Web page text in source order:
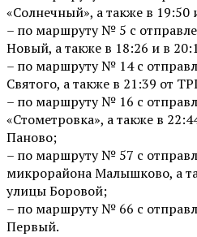
«Солнечный», а также в 19:50
– по маршруту № 5 с
Новый, а также в 18:26 и в
– по маршруту № 14 с
Святого, а также в 21:39 от
– по маршруту № 16 с
«Стометровка», а также в
Паново;
– по маршруту № 57 с
микрорайона Малышково, а
улицы Боровой;
– по маршруту № 66 с
Первый.